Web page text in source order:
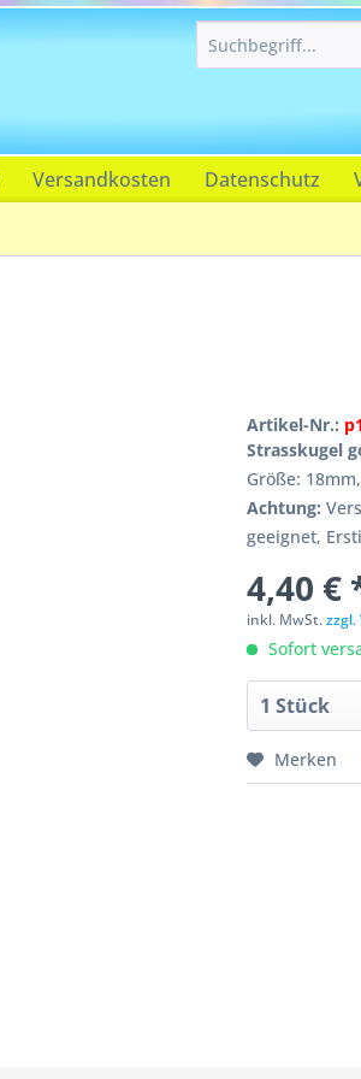
Versandkosten Datenschutz
Artikel-Nr.:
Strasskugel
Größe:
Achtung:
geeignet,
4,40 €
inkl. MwSt.
Sofort
Merken